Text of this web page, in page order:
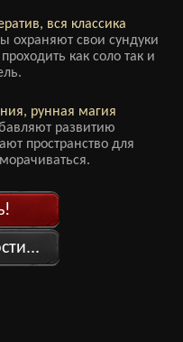
вся классика
охраняют свои сундуки
как соло так и
рунная магия
развитию
пространство для